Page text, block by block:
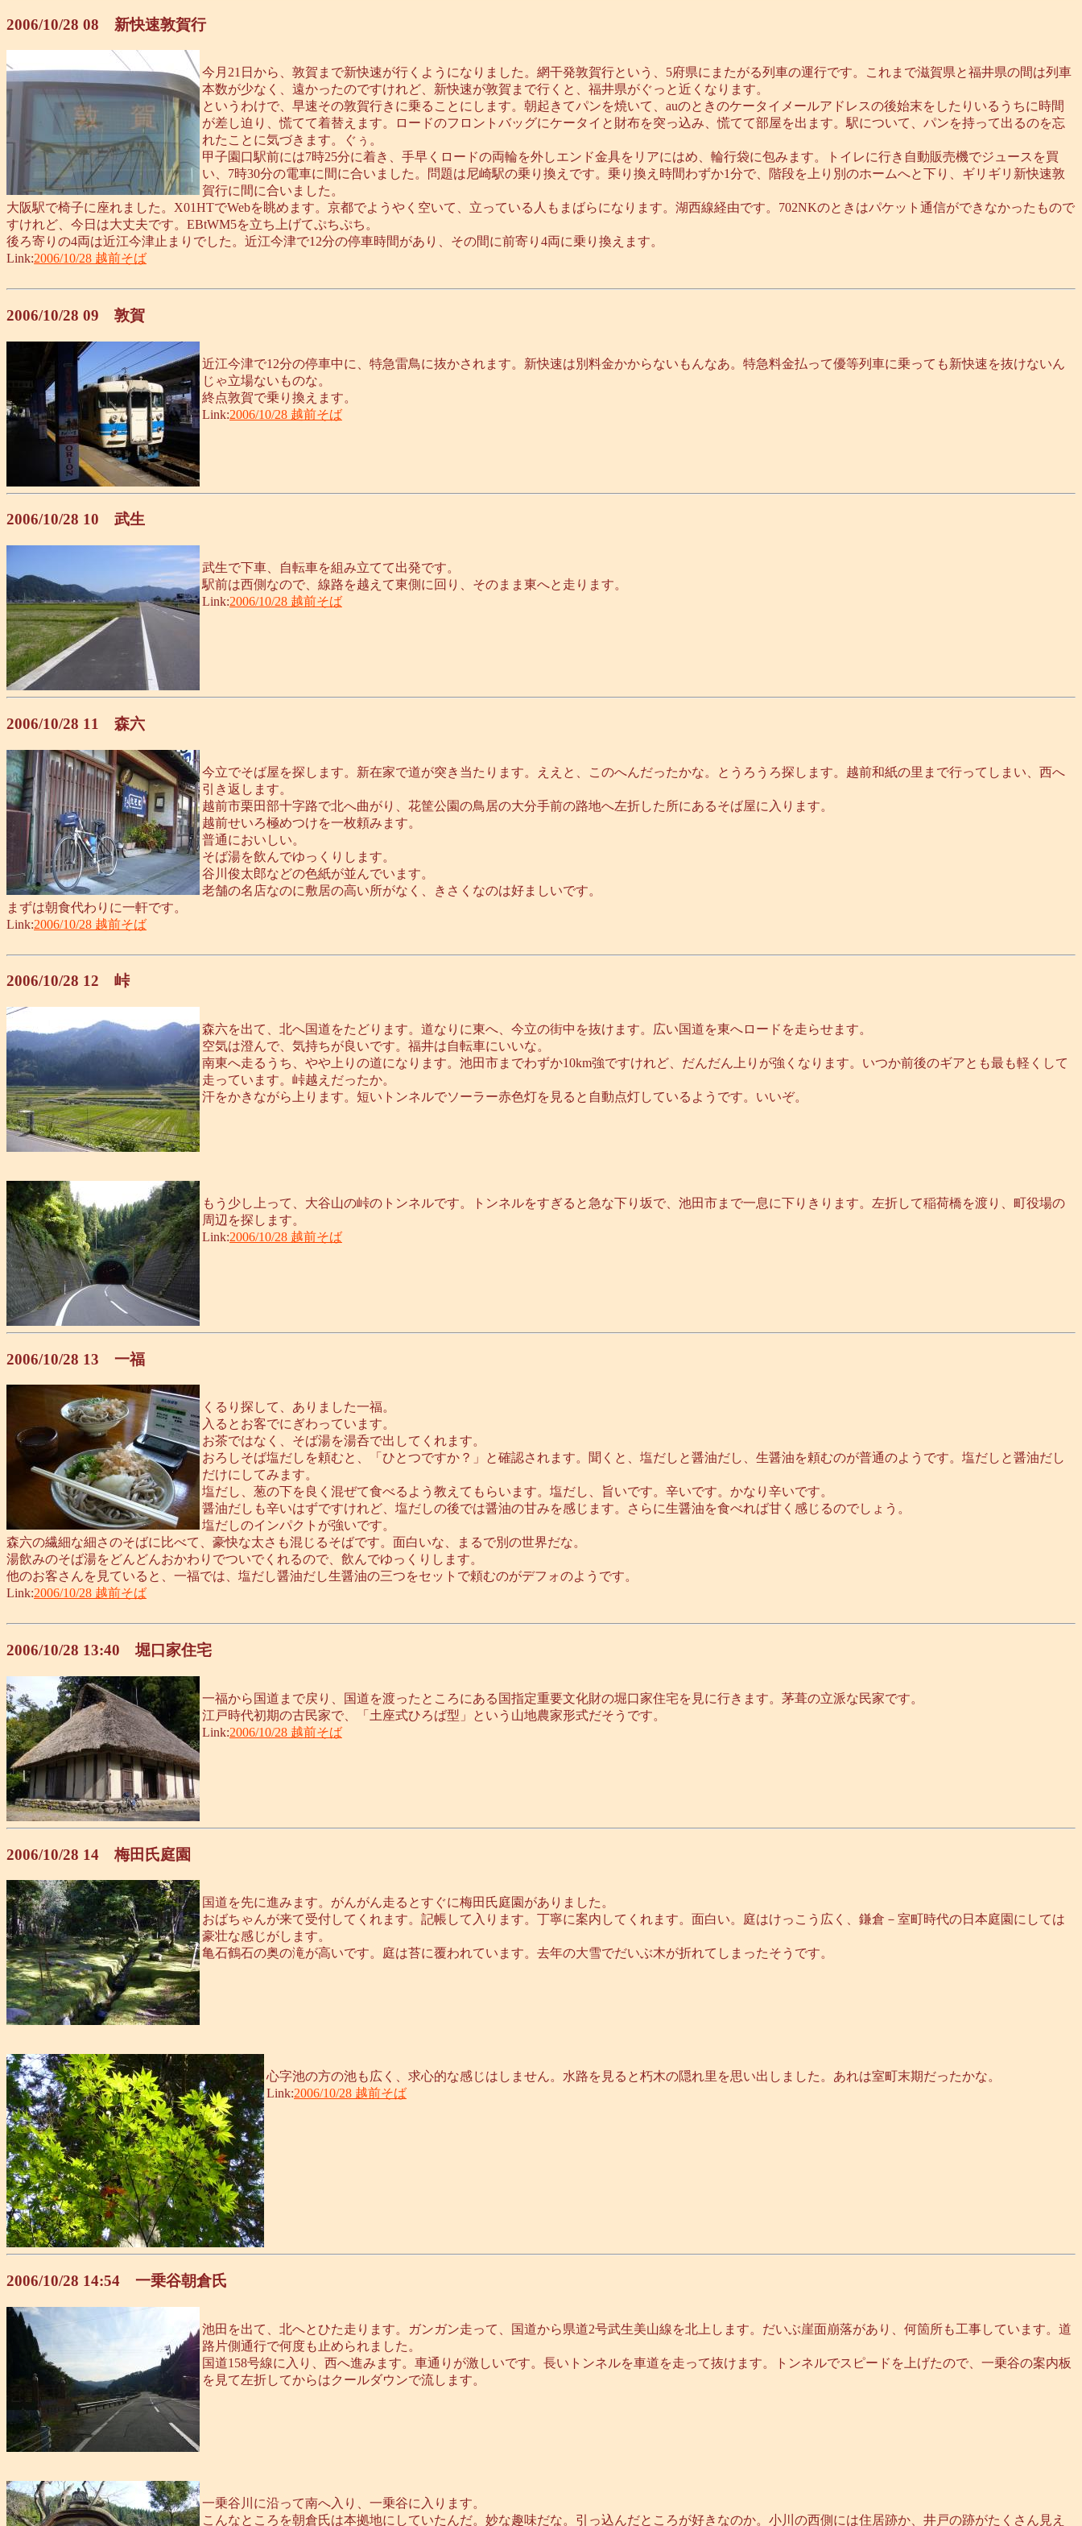
2006/10/28 08 新快速敦賀行
今月21日から、敦賀まで新快速が行くようになりました。網干発敦賀行という、5府県にまたがる列車の運行です。これまで滋賀県と福井県の間は列車
本数が少なく、遠かったのですけれど、新快速が敦賀まで行くと、福井県がぐっと近くなります。
というわけで、早速その敦賀行きに乗ることにします。朝起きてパンを焼いて、auのときのケータイメールアドレスの後始末をしたりいるうちに時間
が差し迫り、慌てて着替えます。ロードのフロントバッグにケータイと財布を突っ込み、慌てて部屋を出ます。駅について、パンを持って出るのを忘
れたことに気づきます。ぐぅ。
甲子園口駅前には7時25分に着き、手早くロードの両輪を外しエンド金具をリアにはめ、輪行袋に包みます。トイレに行き自動販売機でジュースを買
い、7時30分の電車に間に合いました。問題は尼崎駅の乗り換えです。乗り換え時間わずか1分で、階段を上り別のホームへと下り、ギリギリ新快速敦
賀行に間に合いました。
大阪駅で椅子に座れました。X01HTでWebを眺めます。京都でようやく空いて、立っている人もまばらになります。湖西線経由です。702NKのときはパケット通信ができなかったもので
すけれど、今日は大丈夫です。EBtWM5を立ち上げてぷちぷち。
後ろ寄りの4両は近江今津止まりでした。近江今津で12分の停車時間があり、その間に前寄り4両に乗り換えます。
Link:2006/10/28 越前そば
2006/10/28 09 敦賀
近江今津で12分の停車中に、特急雷鳥に抜かされます。新快速は別料金かからないもんなあ。特急料金払って優等列車に乗っても新快速を抜けないん
じゃ立場ないものな。
終点敦賀で乗り換えます。
Link:2006/10/28 越前そば
2006/10/28 10 武生
武生で下車、自転車を組み立てて出発です。
駅前は西側なので、線路を越えて東側に回り、そのまま東へと走ります。
Link:2006/10/28 越前そば
2006/10/28 11 森六
今立でそば屋を探します。新在家で道が突き当たります。ええと、このへんだったかな。とうろうろ探します。越前和紙の里まで行ってしまい、西へ
引き返します。
越前市栗田部十字路で北へ曲がり、花筐公園の鳥居の大分手前の路地へ左折した所にあるそば屋に入ります。
越前せいろ極めつけを一枚頼みます。
普通においしい。
そば湯を飲んでゆっくりします。
谷川俊太郎などの色紙が並んでいます。
老舗の名店なのに敷居の高い所がなく、きさくなのは好ましいです。
まずは朝食代わりに一軒です。
Link:2006/10/28 越前そば
2006/10/28 12 峠
森六を出て、北へ国道をたどります。道なりに東へ、今立の街中を抜けます。広い国道を東へロードを走らせます。
空気は澄んで、気持ちが良いです。福井は自転車にいいな。
南東へ走るうち、やや上りの道になります。池田市までわずか10km強ですけれど、だんだん上りが強くなります。いつか前後のギアとも最も軽くして
走っています。峠越えだったか。
汗をかきながら上ります。短いトンネルでソーラー赤色灯を見ると自動点灯しているようです。いいぞ。
もう少し上って、大谷山の峠のトンネルです。トンネルをすぎると急な下り坂で、池田市まで一息に下りきります。左折して稲荷橋を渡り、町役場の
周辺を探します。
Link:2006/10/28 越前そば
2006/10/28 13 一福
くるり探して、ありました一福。
入るとお客でにぎわっています。
お茶ではなく、そば湯を湯呑で出してくれます。
おろしそば塩だしを頼むと、「ひとつですか？」と確認されます。聞くと、塩だしと醤油だし、生醤油を頼むのが普通のようです。塩だしと醤油だし
だけにしてみます。
塩だし、葱の下を良く混ぜて食べるよう教えてもらいます。塩だし、旨いです。辛いです。かなり辛いです。
醤油だしも辛いはずですけれど、塩だしの後では醤油の甘みを感じます。さらに生醤油を食べれば甘く感じるのでしょう。
塩だしのインパクトが強いです。
森六の繊細な細さのそばに比べて、豪快な太さも混じるそばです。面白いな、まるで別の世界だな。
湯飲みのそば湯をどんどんおかわりでついでくれるので、飲んでゆっくりします。
他のお客さんを見ていると、一福では、塩だし醤油だし生醤油の三つをセットで頼むのがデフォのようです。
Link:2006/10/28 越前そば
2006/10/28 13:40 堀口家住宅
一福から国道まで戻り、国道を渡ったところにある国指定重要文化財の堀口家住宅を見に行きます。茅葺の立派な民家です。
江戸時代初期の古民家で、「土座式ひろば型」という山地農家形式だそうです。
Link:2006/10/28 越前そば
2006/10/28 14 梅田氏庭園
国道を先に進みます。がんがん走るとすぐに梅田氏庭園がありました。
おばちゃんが来て受付してくれます。記帳して入ります。丁寧に案内してくれます。面白い。庭はけっこう広く、鎌倉－室町時代の日本庭園にしては
豪壮な感じがします。
亀石鶴石の奥の滝が高いです。庭は苔に覆われています。去年の大雪でだいぶ木が折れてしまったそうです。
心字池の方の池も広く、求心的な感じはしません。水路を見ると朽木の隠れ里を思い出しました。あれは室町末期だったかな。
Link:2006/10/28 越前そば
2006/10/28 14:54 一乗谷朝倉氏
池田を出て、北へとひた走ります。ガンガン走って、国道から県道2号武生美山線を北上します。だいぶ崖面崩落があり、何箇所も工事しています。道
路片側通行で何度も止められました。
国道158号線に入り、西へ進みます。車通りが激しいです。長いトンネルを車道を走って抜けます。トンネルでスピードを上げたので、一乗谷の案内板
を見て左折してからはクールダウンで流します。
一乗谷川に沿って南へ入り、一乗谷に入ります。
こんなところを朝倉氏は本拠地にしていたんだ。妙な趣味だな。引っ込んだところが好きなのか。小川の西側には住居跡か、井戸の跡がたくさん見え